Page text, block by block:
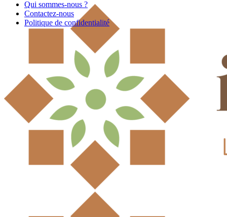
Qui sommes-nous ?
Contactez-nous
Politique de confidentialité